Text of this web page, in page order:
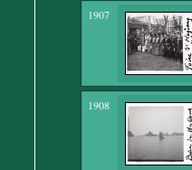
1907
1908